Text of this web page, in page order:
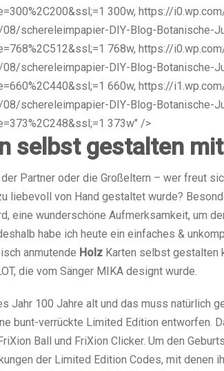
300w, https://
schereleimpapier-DIY-Blog-Botanische-
768w, https://
schereleimpapier-DIY-Blog-Botanische-
660w, https://
schereleimpapier-DIY-Blog-Botanische-
373w" />
selbst gestalten
Partner oder die Großeltern – wer freut
liebevoll von Hand gestaltet wurde?
eine wunderschöne Aufmerksamkeit, um
habe ich heute ein einfaches &
anmutende Holz Karten selbst gestalten
die vom Sänger MIKA designt wurde.
Jahr 100 Jahre alt und das muss natürlich
bunt-verrückte Limited Edition entworfen.
Ball und FriXion Clicker. Um den
der Limited Edition Codes, mit denen